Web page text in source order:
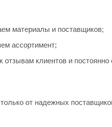
материалы и поставщиков;
ассортимент;
отзывам клиентов и
от надежных